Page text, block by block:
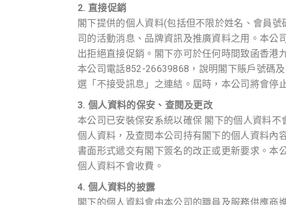
2. 直接促銷
閣下提供的個人資料(包括但不限於姓名、會員
司的活動消息、品牌資訊及推廣資料之用。本公
出拒絕直接促銷。閣下亦可於任何時間致函香港
本公司電話852-26639868，說明閣下賬戶號碼
選「不接受訊息」之連結。屆時，本公司將會停
3. 個人資料的保安、查閱及更改
本公司已安裝保安系統以確保 閣下的個人資料
個人資料，及查閱本公司持有閣下的個人資料內
書面形式遞交有閣下簽名的改正或更新要求。本
個人資料不會收費。
4. 個人資料的披露
閣下的個人資料會由本公司的職員及服務供應